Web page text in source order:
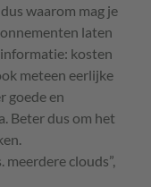
waarom mag je
laten
kosten
meteen eerlijke
goede en
Beter dus om het
clouds”,